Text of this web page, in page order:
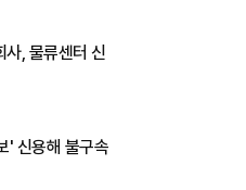
, 물류센터 신
' 신용해 불구속